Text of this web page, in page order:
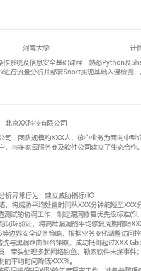
产品与服务的公司，团队规
全托管服务及合规咨询，产
立了生态合作。
营平台(SO
量与终端日志分析异常行为
进行自动封堵，将威胁平